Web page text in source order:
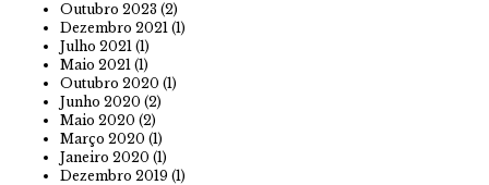
Outubro 2023 (2)
Dezembro 2021 (1)
Julho 2021 (1)
Maio 2021 (1)
Outubro 2020 (1)
Junho 2020 (2)
Maio 2020 (2)
Março 2020 (1)
Janeiro 2020 (1)
Dezembro 2019 (1)